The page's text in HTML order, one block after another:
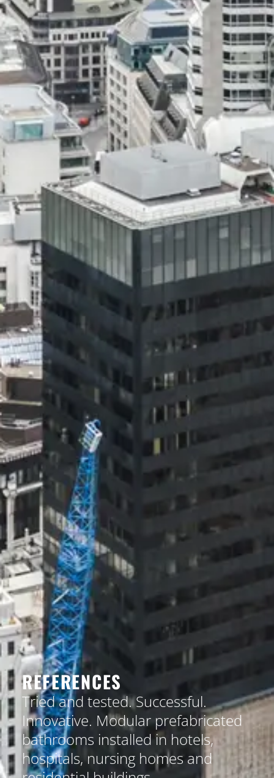
REFERENCES
Tried and tested. Successful.
Innovative. Modular prefabricated
bathrooms installed in hotels,
hospitals, nursing homes and